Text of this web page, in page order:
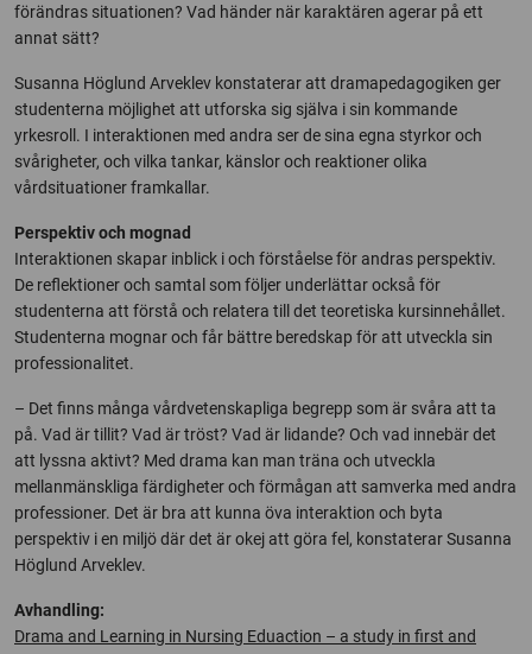
förändras situationen? Vad händer när karaktären agerar på ett
annat sätt?
Susanna Höglund Arveklev konstaterar att dramapedagogiken ger
studenterna möjlighet att utforska sig själva i sin kommande
yrkesroll. I interaktionen med andra ser de sina egna styrkor och
svårigheter, och vilka tankar, känslor och reaktioner olika
vårdsituationer framkallar.
Perspektiv och mognad
Interaktionen skapar inblick i och förståelse för andras perspektiv.
De reflektioner och samtal som följer underlättar också för
studenterna att förstå och relatera till det teoretiska kursinnehållet.
Studenterna mognar och får bättre beredskap för att utveckla sin
professionalitet.
– Det finns många vårdvetenskapliga begrepp som är svåra att ta
på. Vad är tillit? Vad är tröst? Vad är lidande? Och vad innebär det
att lyssna aktivt? Med drama kan man träna och utveckla
mellanmänskliga färdigheter och förmågan att samverka med andra
professioner. Det är bra att kunna öva interaktion och byta
perspektiv i en miljö där det är okej att göra fel, konstaterar Susanna
Höglund Arveklev.
Avhandling:
Drama and Learning in Nursing Eduaction – a study in first and